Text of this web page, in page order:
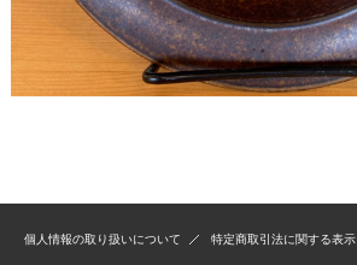
個人情報の取り扱いについて 特定商取引法に関する表示